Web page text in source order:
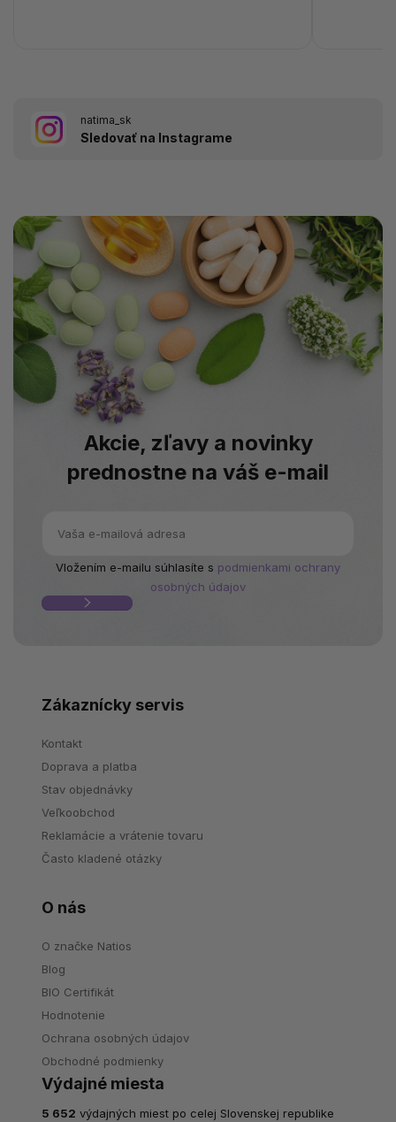
natima_sk
Sledovať na Instagrame
Akcie, zľavy a novinky
prednostne na váš e-mail
Vložením e-mailu súhlasíte s podmienkami ochrany
osobných údajov
Zákaznícky servis
Kontakt
Doprava a platba
Stav objednávky
Veľkoobchod
Reklamácie a vrátenie tovaru
Často kladené otázky
O nás
O značke Natios
Blog
BIO Certifikát
Hodnotenie
Ochrana osobných údajov
Obchodné podmienky
Výdajné miesta
5 652 výdajných miest po celej Slovenskej republike